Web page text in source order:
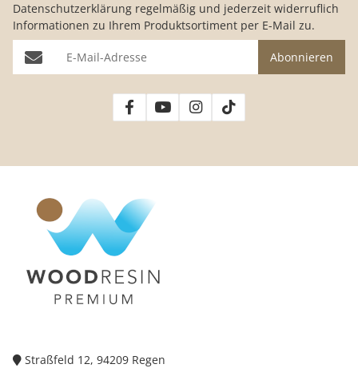
Datenschutzerklärung regelmäßig und jederzeit widerruflich
Informationen zu Ihrem Produktsortiment per E-Mail zu.
E-Mail-Adresse Abonnieren
Straßfeld 12, 94209 Regen